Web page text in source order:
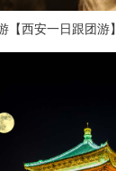
【西安一日跟团游】